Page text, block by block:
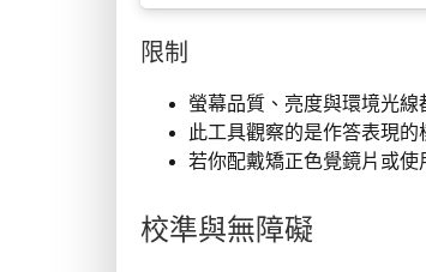
限制
螢幕品質、亮度與環境光線
此工具觀察的是作答表現的
若你配戴矯正色覺鏡片或使
校準與無障礙